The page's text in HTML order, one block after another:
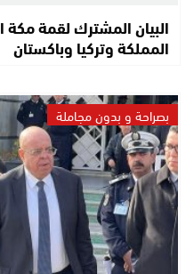
البيان المشترك لقمة
المملكة وتركيا وباكستان
بصراحة و بدون مجاملة